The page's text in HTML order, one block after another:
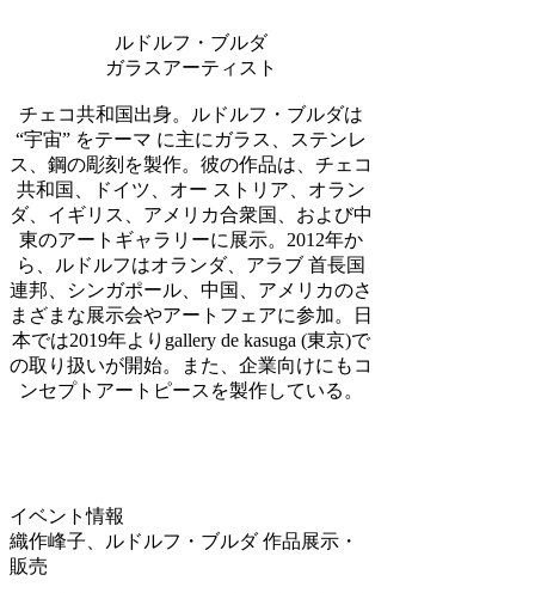
ルドルフ・ブルダ
ガラスアーティスト
チェコ共和国出身。ルドルフ・ブルダは
“宇宙” をテーマ に主にガラス、ステンレ
ス、鋼の彫刻を製作。彼の作品は、チェコ
共和国、ドイツ、オー ストリア、オラン
ダ、イギリス、アメリカ合衆国、および中
東のアートギャラリーに展示。2012年か
ら、ルドルフはオランダ、アラブ 首長国
連邦、シンガポール、中国、アメリカのさ
まざまな展示会やアートフェアに参加。日
本では2019年よりgallery de kasuga (東京)で
の取り扱いが開始。また、企業向けにもコ
ンセプトアートピースを製作している。
イベント情報
織作峰子、ルドルフ・ブルダ 作品展示・
販売